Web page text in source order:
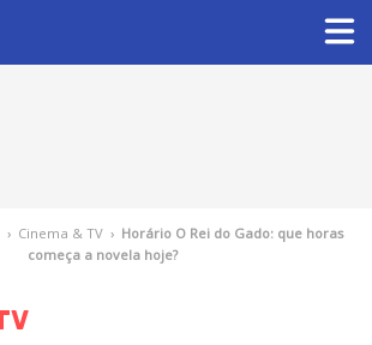
› Cinema & TV › Horário O Rei do Gado: que horas
começa a novela hoje?